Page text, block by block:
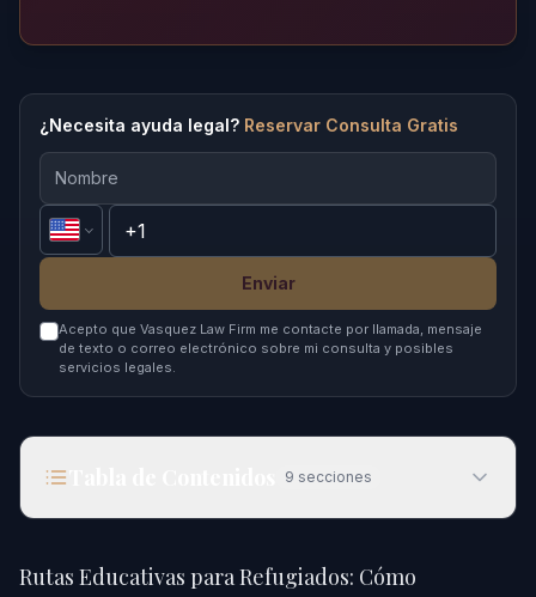
¿Necesita ayuda legal? Reservar Consulta Gratis
Enviar
Acepto que Vasquez Law Firm me contacte por llamada, mensaje
de texto o correo electrónico sobre mi consulta y posibles
servicios legales.
9 secciones
Rutas Educativas para Refugiados: Cómo